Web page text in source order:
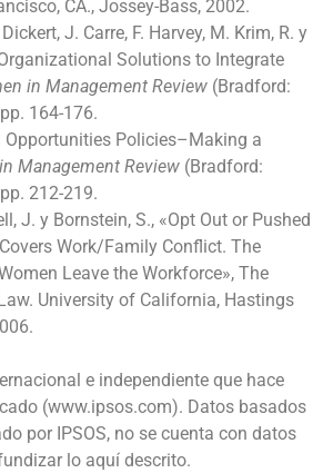
CA., Jossey-Bass, 2002.
J. Carre, F. Harvey, M. Krim, R. y
Solutions to Integrate
in Management Review (Bradford:
164-176.
Opportunities Policies–Making a
Management Review (Bradford:
212-219.
J. y Bornstein, S., «Opt Out or Pushed
Work/Family Conflict. The
Leave the Workforce», The
University of California, Hastings
e independiente que hace
(www.ipsos.com). Datos basados
por IPSOS, no se cuenta con datos
lo aquí descrito.